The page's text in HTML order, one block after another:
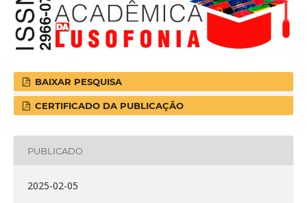
BAIXAR PESQUISA
CERTIFICADO DA PUBLICAÇÃO
PUBLICADO
2025-02-05